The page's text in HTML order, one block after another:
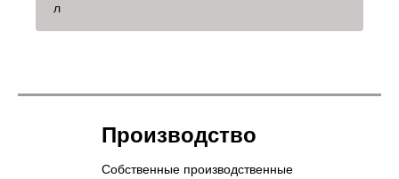
л
Производство
Собственные производственные